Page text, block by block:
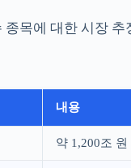
목에 대한 시장
내용
약 1,200조